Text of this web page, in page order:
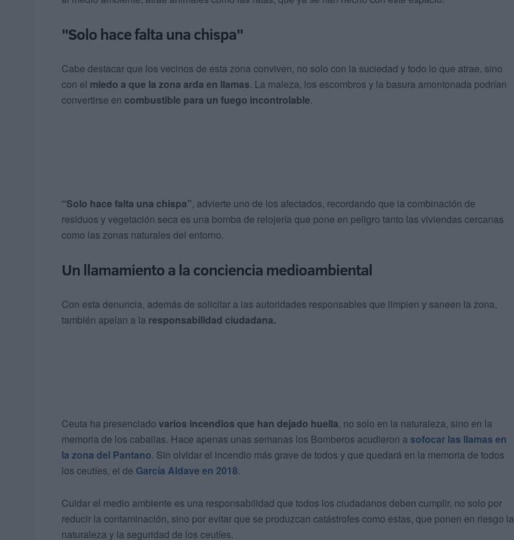
"Solo hace falta una chispa"
Cabe destacar que los vecinos de esta zona conviven, no solo con la suciedad y todo lo que atrae, sino
con el miedo a que la zona arda en llamas. La maleza, los escombros y la basura amontonada podrían
convertirse en combustible para un fuego incontrolable.
“Solo hace falta una chispa”, advierte uno de los afectados, recordando que la combinación de
residuos y vegetación seca es una bomba de relojería que pone en peligro tanto las viviendas cercanas
como las zonas naturales del entorno.
Un llamamiento a la conciencia medioambiental
Con esta denuncia, además de solicitar a las autoridades responsables que limpien y saneen la zona,
también apelan a la responsabilidad ciudadana.
Ceuta ha presenciado varios incendios que han dejado huella, no solo en la naturaleza, sino en la
memoria de los caballas. Hace apenas unas semanas los Bomberos acudieron a sofocar las llamas en
la zona del Pantano. Sin olvidar el incendio más grave de todos y que quedará en la memoria de todos
los ceutíes, el de García Aldave en 2018.
Cuidar el medio ambiente es una responsabilidad que todos los ciudadanos deben cumplir, no solo por
reducir la contaminación, sino por evitar que se produzcan catástrofes como estas, que ponen en riesgo la
naturaleza y la seguridad de los ceutíes.